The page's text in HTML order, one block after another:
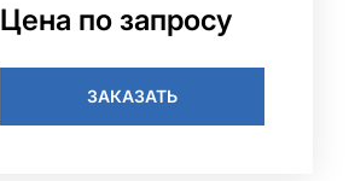
Цена по запросу
ЗАКАЗАТЬ